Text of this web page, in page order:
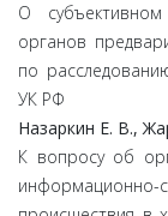
О
органов
по
УК РФ
Назаркин Е. В.,
К вопросу об
информационно-